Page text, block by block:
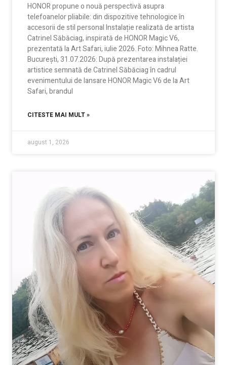
HONOR propune o nouă perspectivă asupra
telefoanelor pliabile: din dispozitive tehnologice în
accesorii de stil personal Instalație realizată de artista
Catrinel Săbăciag, inspirată de HONOR Magic V6,
prezentată la Art Safari, iulie 2026. Foto: Mihnea Ratte.
București, 31.07.2026: După prezentarea instalației
artistice semnată de Catrinel Săbăciag în cadrul
evenimentului de lansare HONOR Magic V6 de la Art
Safari, brandul
CITESTE MAI MULT »
august 1, 2026